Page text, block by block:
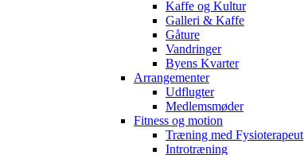
Kaffe og Kultur
Galleri & Kaffe
Gåture
Vandringer
Byens Kvarter
Arrangementer
Udflugter
Medlemsmøder
Fitness og motion
Træning med Fysioterapeut
Introtræning